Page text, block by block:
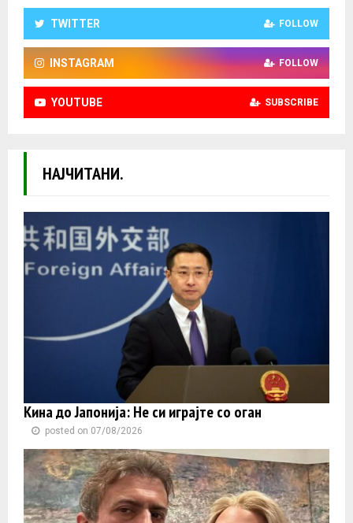
TWITTER FOLLOW
INSTAGRAM FOLLOW
YOUTUBE SUBSCRIBE
НАЈЧИТАНИ.
Кина до Јапонија: Не си играјте со оган
posted on 07/08/2026